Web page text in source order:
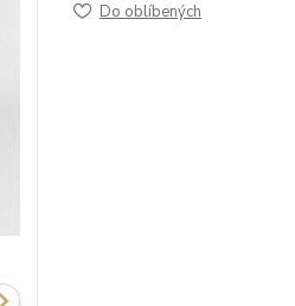
Do oblíbených